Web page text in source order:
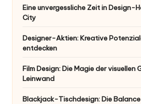
Eine unvergessliche Zeit in Design-
City
Designer-Aktien: Kreative
entdecken
Film Design: Die Magie der
Leinwand
Blackjack-Tischdesign: Die